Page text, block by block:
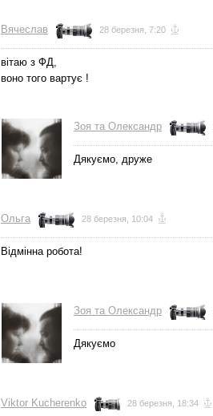
Вячеслав 28 березня, 7:20
вітаю з ФД,
воно того вартує !
Зоя та Олександр
Дякуємо, друже
Ольга 28 березня, 10:04
Вiдмiнна робота!
Зоя та Олександр
Дякуємо
Viktor Kucherenko 28 березня, 18:34